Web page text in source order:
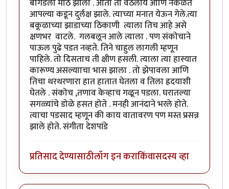
बागडलो मोठे झालो . आता तो वठलाय आणि नकळत
आपल्या कडून दुर्लक्ष झाले. त्याच्या मनात येऊन गेले.त्या
बकूळाच्या झाडाच्या ठिकाणी त्याला तिच आहे असे
क्षणभर वाटले. गलबलून आले त्याला . पण संकोचाने
पाऊल पुढे पडत नव्हते. तिने चाहुल लागली म्हणून
पाहिले. तो दिसताच ती क्षीण हसली. त्याला त्या हास्यात
कारूण्य असल्यााचा भास झाला . तो झेपावला आणि
तिचा थरथरणारा हात हातात घेतला व तिला ह्रदयाशी
घेतले . संकोच ,तणाव केव्हाच गळून पडला. घरातल्या
सगळ्यांचे डोळे हसत होते . मनही आनंदाने भरले होते.
त्याचा पडसाद म्हणून की काय वातावरण पण मस्त प्रसन्न
झाले होते. संगीता देशपांडे
प्रतिसाद देण्यासाठीलॉग इन कराकिंवासदस्य व्हा